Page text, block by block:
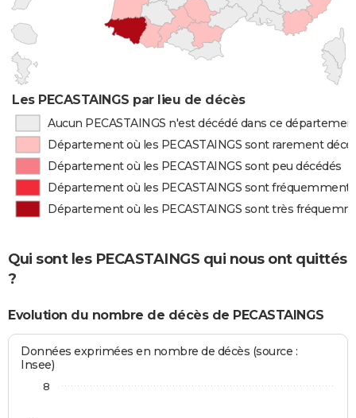
Les PECASTAINGS par lieu de décès
Aucun PECASTAINGS n'est décédé dans ce
Département où les PECASTAINGS sont rarement
Département où les PECASTAINGS sont peu décédés
Département où les PECASTAINGS sont fréquemment
Département où les PECASTAINGS sont très
Qui sont les PECASTAINGS qui nous ont quittés
?
Evolution du nombre de décès de PECASTAINGS
Données exprimées en nombre de décès (source :
Insee)
8